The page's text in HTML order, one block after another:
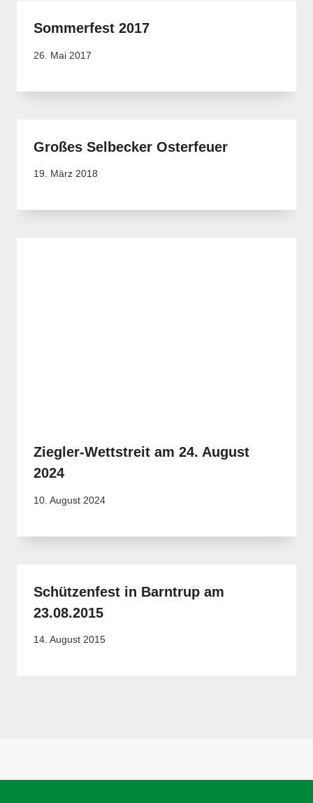
Sommerfest 2017
26. Mai 2017
Großes Selbecker Osterfeuer
19. März 2018
Ziegler-Wettstreit am 24. August
2024
10. August 2024
Schützenfest in Barntrup am
23.08.2015
14. August 2015